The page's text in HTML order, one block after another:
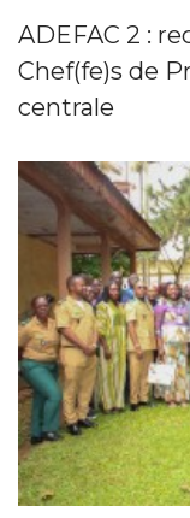
ADEFAC 2 :
Chef(fe)s de
centrale